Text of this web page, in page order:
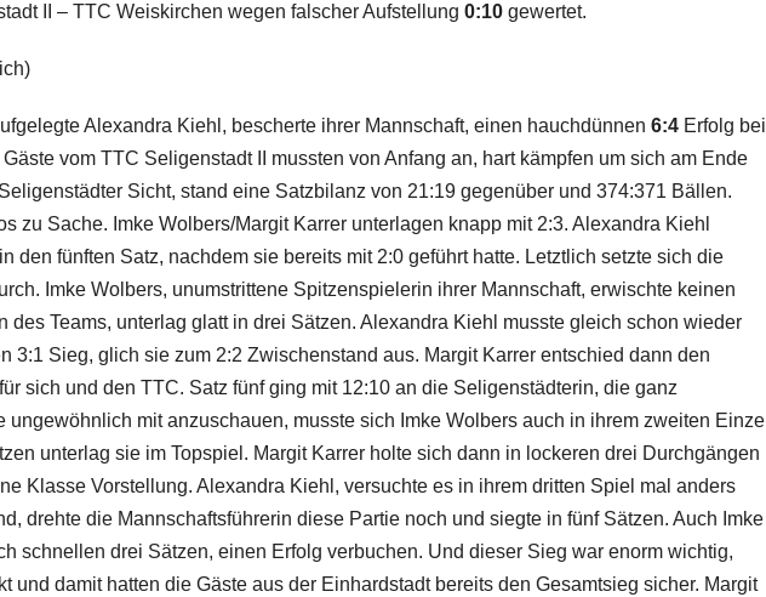
II – TTC Weiskirchen wegen falscher Aufstellung 0:10 gewertet.
Alexandra Kiehl, bescherte ihrer Mannschaft, einen hauchdünnen 6:4 Erfolg bei
vom TTC Seligenstadt II mussten von Anfang an, hart kämpfen um sich am Ende
Sicht, stand eine Satzbilanz von 21:19 gegenüber und 374:371 Bällen.
zu Sache. Imke Wolbers/Margit Karrer unterlagen knapp mit 2:3. Alexandra Kiehl
den fünften Satz, nachdem sie bereits mit 2:0 geführt hatte. Letztlich setzte sich die
Imke Wolbers, unumstrittene Spitzenspielerin ihrer Mannschaft, erwischte keinen
des Teams, unterlag glatt in drei Sätzen. Alexandra Kiehl musste gleich schon wieder
3:1 Sieg, glich sie zum 2:2 Zwischenstand aus. Margit Karrer entschied dann den
sich und den TTC. Satz fünf ging mit 12:10 an die Seligenstädterin, die ganz
ungewöhnlich mit anzuschauen, musste sich Imke Wolbers auch in ihrem zweiten Einzel
unterlag sie im Topspiel. Margit Karrer holte sich dann in lockeren drei Durchgängen
Klasse Vorstellung. Alexandra Kiehl, versuchte es in ihrem dritten Spiel mal anders
drehte die Mannschaftsführerin diese Partie noch und siegte in fünf Sätzen. Auch Imke
schnellen drei Sätzen, einen Erfolg verbuchen. Und dieser Sieg war enorm wichtig,
und damit hatten die Gäste aus der Einhardstadt bereits den Gesamtsieg sicher. Margit